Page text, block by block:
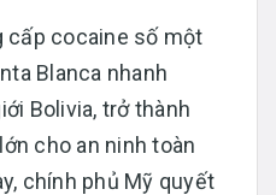
cấp cocaine số một
Blanca nhanh
Bolivia, trở thành
cho an ninh toàn
chính phủ Mỹ quyết